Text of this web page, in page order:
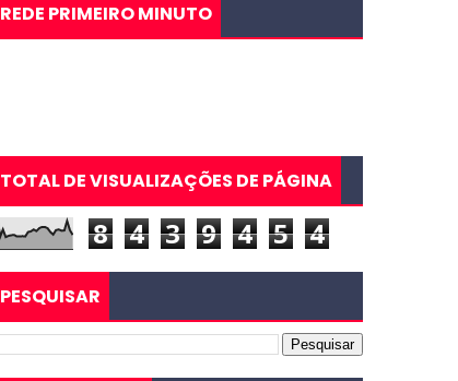
REDE PRIMEIRO MINUTO
TOTAL DE VISUALIZAÇÕES DE PÁGINA
8 4 3 9 4 5 4
PESQUISAR